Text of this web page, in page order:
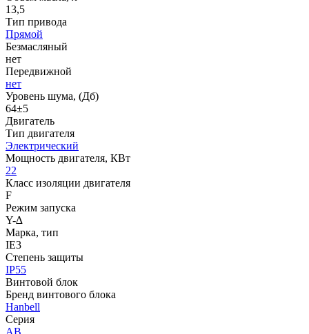
13,5
Тип привода
Прямой
Безмасляный
нет
Передвижной
нет
Уровень шума, (Дб)
64±5
Двигатель
Тип двигателя
Электрический
Мощность двигателя, КВт
22
Класс изоляции двигателя
F
Режим запуска
Y-∆
Марка, тип
IE3
Степень защиты
IP55
Винтовой блок
Бренд винтового блока
Hanbell
Серия
AB